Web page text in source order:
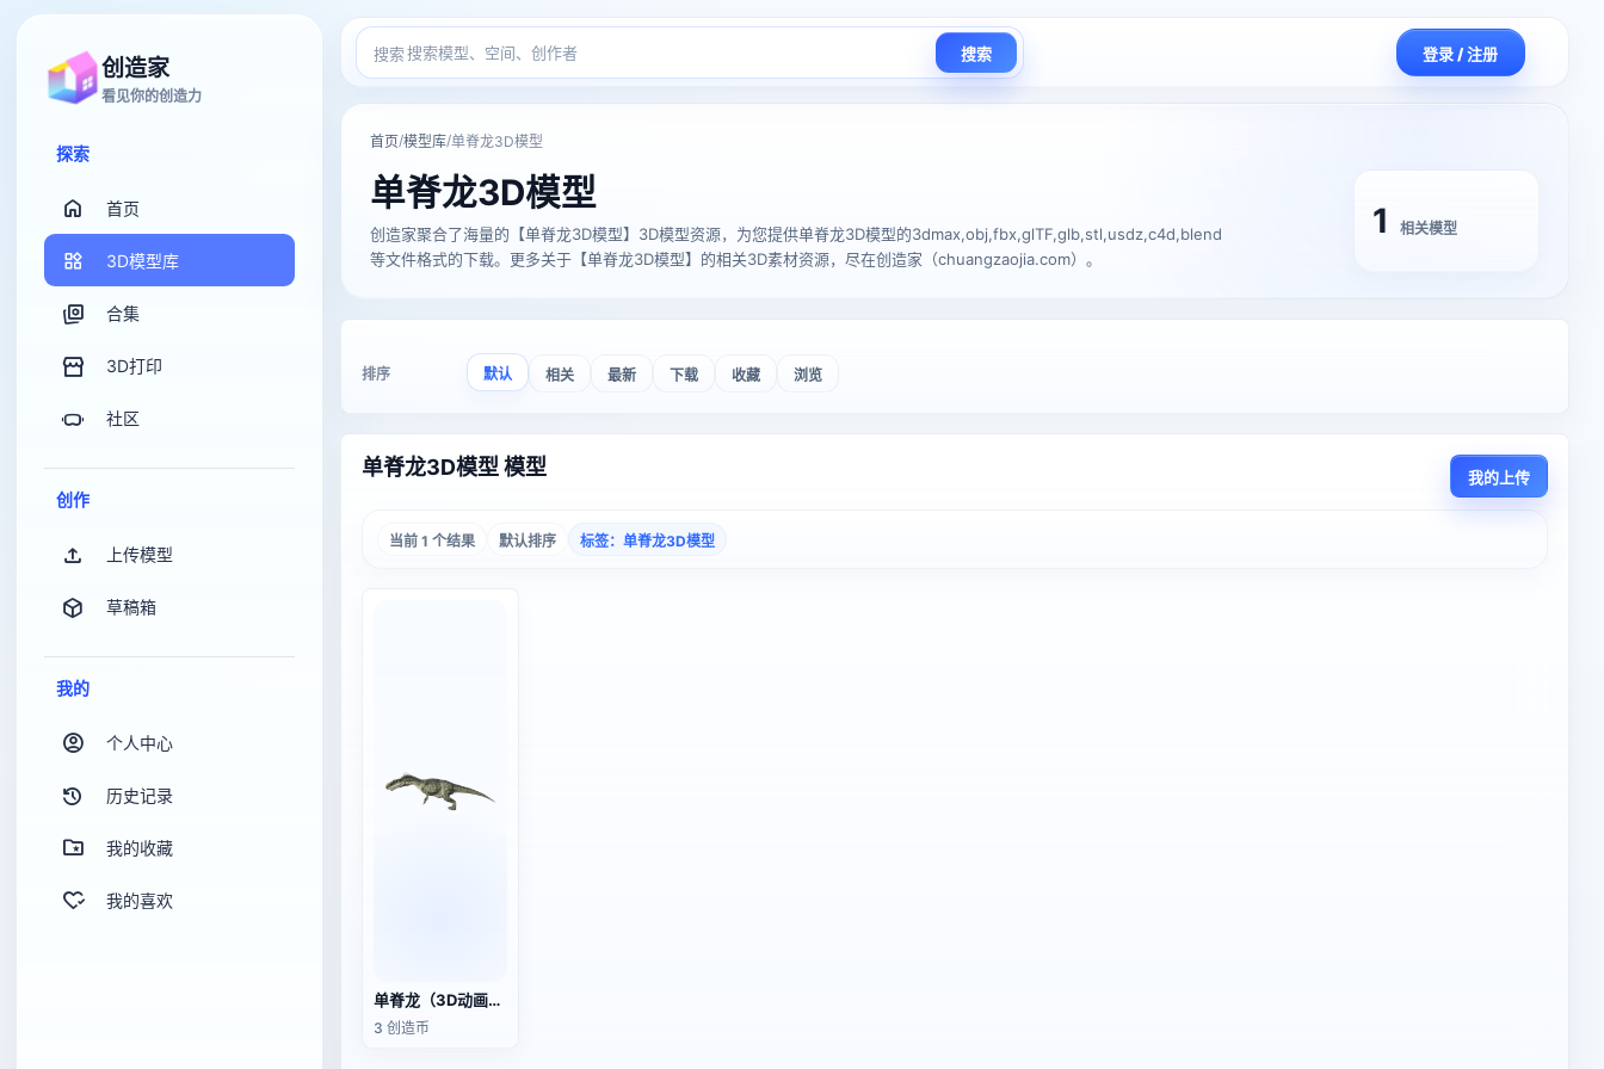
创造家
看见你的创造力
探索
首页
3D模型库
合集
3D打印
社区
创作
上传模型
草稿箱
我的
个人中心
历史记录
我的收藏
我的喜欢
搜索 搜索 登录 / 注册
首页/模型库/单脊龙3D模型
单脊龙3D模型
创造家聚合了海量的【单脊龙3D模型】3D模型资源，为您提供单脊龙3D模型的3dmax,obj,fbx,glTF,glb,stl,usdz,c4d,blend
等文件格式的下载。更多关于【单脊龙3D模型】的相关3D素材资源，尽在创造家（chuangzaojia.com）。
1 相关模型
排序 默认 相关 最新 下载 收藏 浏览
单脊龙3D模型 模型 我的上传
当前 1 个结果 默认排序 标签：单脊龙3D模型
单脊龙（3D动画模型）
3 创造币